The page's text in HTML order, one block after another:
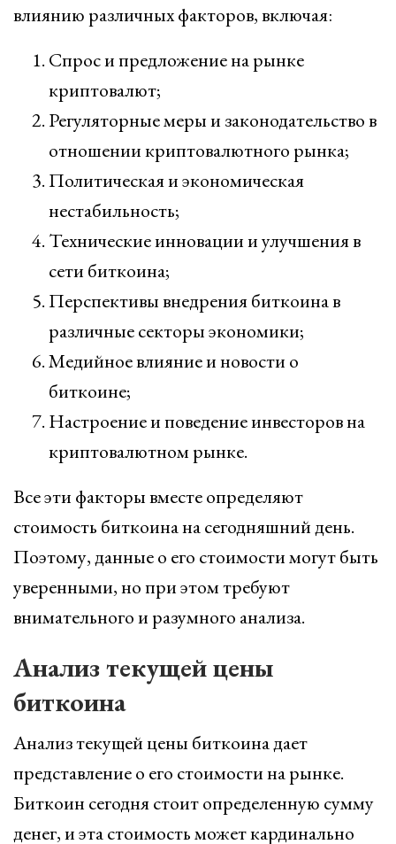
влиянию различных факторов, включая:
Спрос и предложение на рынке
криптовалют;
Регуляторные меры и законодательство в
отношении криптовалютного рынка;
Политическая и экономическая
нестабильность;
Технические инновации и улучшения в
сети биткоина;
Перспективы внедрения биткоина в
различные секторы экономики;
Медийное влияние и новости о
биткоине;
Настроение и поведение инвесторов на
криптовалютном рынке.
Все эти факторы вместе определяют
стоимость биткоина на сегодняшний день.
Поэтому, данные о его стоимости могут быть
уверенными, но при этом требуют
внимательного и разумного анализа.
Анализ текущей цены
биткоина
Анализ текущей цены биткоина дает
представление о его стоимости на рынке.
Биткоин сегодня стоит определенную сумму
денег, и эта стоимость может кардинально